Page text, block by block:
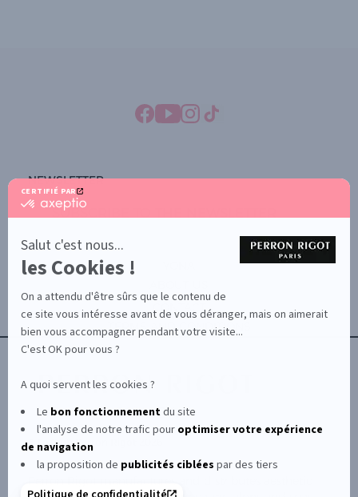
CERTIFIÉ PAR
certifié
En
savoir
plus
sur
Axeptio
Salut c'est nous...
les Cookies !
On a attendu d'être sûrs que le contenu de
ce site vous intéresse avant de vous déranger, mais on aimerait
bien vous accompagner pendant votre visite...
C'est OK pour vous ?
A quoi servent les cookies ?
Le bon fonctionnementdu site
l'analyse de notre trafic pour optimiservotre expérience
de navigation
la proposition de publicités ciblées par des tiers
NEWSLETTER
SUBSCRIBE TO THE NEWSLETTER
CONTACT
TERMS AND CONDITIONS
© Le Club Perron Rigot 2026